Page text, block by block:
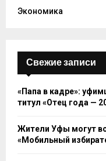
Экономика
Свежие записи
«Папа в кадре»:
титул «Отец года —
Жители Уфы могут
«Мобильный